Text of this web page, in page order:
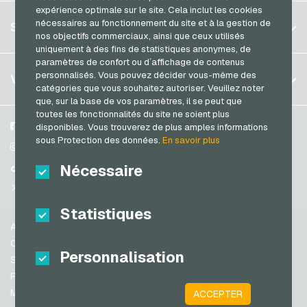
expérience optimale sur le site. Cela inclut les cookies
nécessaires au fonctionnement du site et à la gestion de
nos objectifs commerciaux, ainsi que ceux utilisés
uniquement à des fins de statistiques anonymes, de
paramètres de confort ou d´affichage de contenus
personnalisés. Vous pouvez décider vous-même des
catégories que vous souhaitez autoriser. Veuillez noter
que, sur la base de vos paramètres, il se peut que
toutes les fonctionnalités du site ne soient plus
disponibles. Vous trouverez de plus amples informations
sous Protection des données.En savoir plus
Nécessaire
Statistiques
Personnalisation
ACCEPTER
Transcash Cartes de paiement
Allemagne (DE)
Allemagne (EN)
France
Italie
Pays-bas
Autriche
Portugal
Suisse (DE)
Suisse (IT)
États-unis (EN)
S´inscrire
S´inscrire
Mon panier
SERVICE
FAQ
Méthodes de paiement
Conditions generales&Droit de retour
Protection des données
VGO-SHOP
A propos de nous
Partenaires
Facebook
Instagram
TikTok
Aide
Conditions generales
Sécurité & vérification
Protection des données
Mentions légales